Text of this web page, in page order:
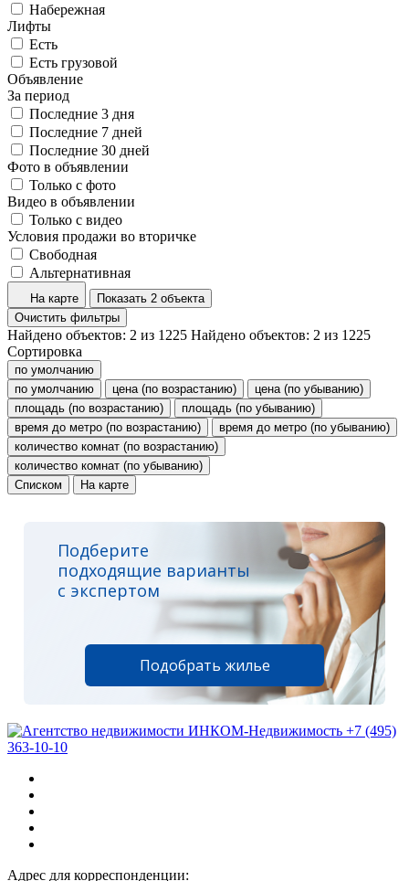
Набережная
Лифты
Есть
Есть грузовой
Объявление
За период
Последние 3 дня
Последние 7 дней
Последние 30 дней
Фото в объявлении
Только с фото
Видео в объявлении
Только с видео
Условия продажи во вторичке
Свободная
Альтернативная
На карте
Показать 2 объекта
Очистить фильтры
Найдено объектов: 2 из 1225 Найдено объектов: 2 из 1225
Сортировка
по умолчанию
по умолчанию
цена (по возрастанию)
цена (по убыванию)
площадь (по возрастанию)
площадь (по убыванию)
время до метро (по возрастанию)
время до метро (по убыванию)
количество комнат (по возрастанию)
количество комнат (по убыванию)
Списком
На карте
Подберите
подходящие варианты
с экспертом
Подобрать жилье
+7 (495)
363-10-10
Адрес для корреспонденции: